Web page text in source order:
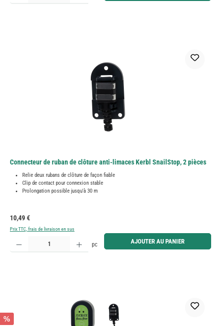
Connecteur de ruban de clôture anti-limaces Kerbl SnailStop, 2 pièces
Relie deux rubans de clôture de façon fiable
Clip de contact pour connexion stable
Prolongation possible jusqu'à 30 m
Prix régulier :
10,49 €
Prix TTC, frais de livraison en sus
Quantité de produit : Entrez la quantité souhaitée ou utilisez les boutons pour augmenter ou
pc AJOUTER AU PANIER
%